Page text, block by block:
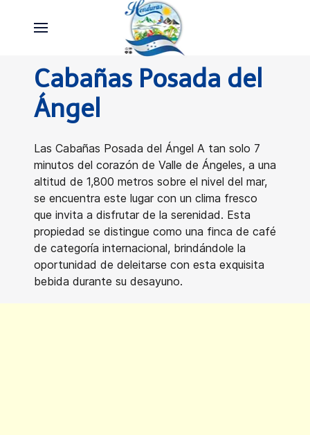
Cabañas Posada del
Ángel
Las Cabañas Posada del Ángel A tan solo 7
minutos del corazón de Valle de Ángeles, a una
altitud de 1,800 metros sobre el nivel del mar,
se encuentra este lugar con un clima fresco
que invita a disfrutar de la serenidad. Esta
propiedad se distingue como una finca de café
de categoría internacional, brindándole la
oportunidad de deleitarse con esta exquisita
bebida durante su desayuno.